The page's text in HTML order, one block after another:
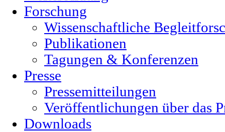
Forschung
Wissenschaftliche
Publikationen
Tagungen & Konferenzen
Presse
Pressemitteilungen
Veröffentlichungen über das
Downloads